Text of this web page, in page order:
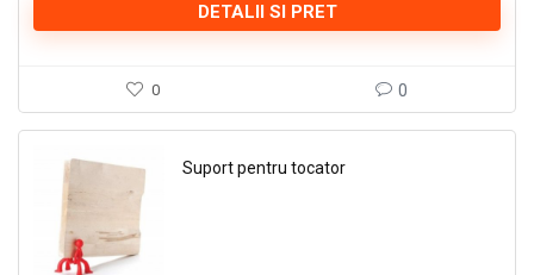
DETALII SI PRET
0 0
Suport pentru tocator